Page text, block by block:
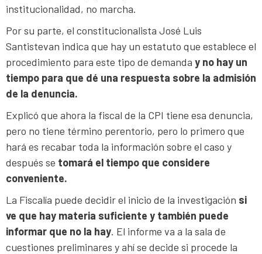
institucionalidad, no marcha.
Por su parte, el constitucionalista José Luis
Santistevan indica que hay un estatuto que establece el
procedimiento para este tipo de demanda y no hay un
tiempo para que dé una respuesta sobre la admisión
de la denuncia.
Explicó que ahora la fiscal de la CPI tiene esa denuncia,
pero no tiene término perentorio, pero lo primero que
hará es recabar toda la información sobre el caso y
después se tomará el tiempo que considere
conveniente.
La Fiscalía puede decidir el inicio de la investigación si
ve que hay materia suficiente y también puede
informar que no la hay. El informe va a la sala de
cuestiones preliminares y ahí se decide si procede la